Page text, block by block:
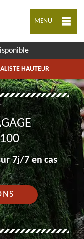
MENU
HAUTEUR
7j/7 en cas